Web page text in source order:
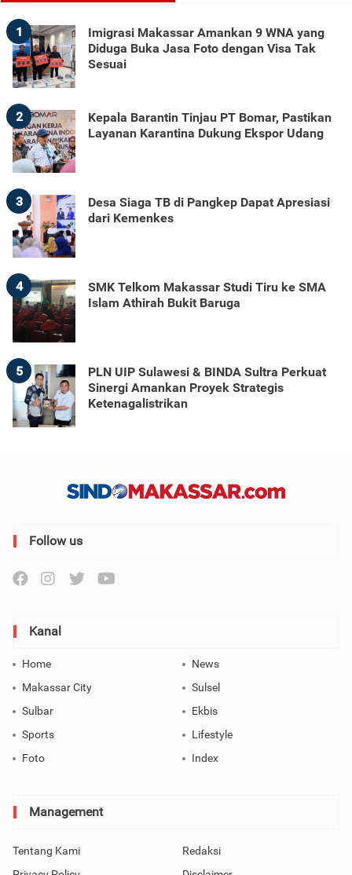
1
Imigrasi Makassar Amankan 9 WNA yang
Diduga Buka Jasa Foto dengan Visa Tak
Sesuai
2
Kepala Barantin Tinjau PT Bomar, Pastikan
Layanan Karantina Dukung Ekspor Udang
3
Desa Siaga TB di Pangkep Dapat Apresiasi
dari Kemenkes
4
SMK Telkom Makassar Studi Tiru ke SMA
Islam Athirah Bukit Baruga
5
PLN UIP Sulawesi & BINDA Sultra Perkuat
Sinergi Amankan Proyek Strategis
Ketenagalistrikan
Follow us
Kanal
Home
News
Makassar City
Sulsel
Sulbar
Ekbis
Sports
Lifestyle
Foto
Index
Management
Tentang Kami
Redaksi